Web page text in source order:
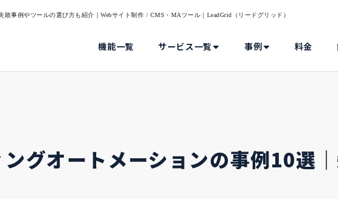
事例やツールの選び方も紹介｜Webサイト制作 / CMS・MAツール｜LeadGrid（リードグリッド）
機能一覧 サービス一覧 事例 料金
ングオートメーションの事例10選